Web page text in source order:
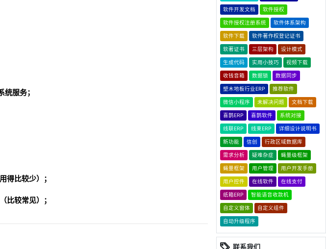
服务；
得比较少）；
比较常见）；
软件开发文档 软件授权
软件授权注册系统 软件体系架构
软件下载 软件著作权登记证书
软著证书 三层架构 设计模式
生成代码 实用小技巧 视频下载
收钱音箱 数据锁 数据同步
塑木地板行业ERP 推荐软件
微信小程序 未解决问题 文档下载
喜鹊ERP 喜鹊软件 系统对接
线联ERP 线束ERP 详细设计说明书
新功能 信创 行政区域数据库
需求分析 疑难杂症 蝇量级框架
蝇量框架 用户管理 用户开发手册
用户控件 在线软件 在线支付
纸箱ERP 智能语音收款机
自定义窗体 自定义组件
自动升级程序
联系我们